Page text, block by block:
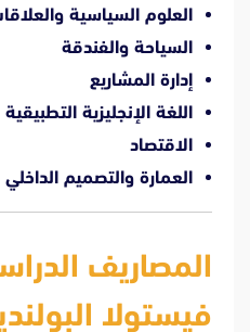
العلوم السياسية
السياحة والفندقة
إدارة المشاريع
اللغة الإنجليزية التطبيقية
الاقتصاد
العمارة والتصميم الداخلي
المصاريف
فيستولا البولندية 2025-